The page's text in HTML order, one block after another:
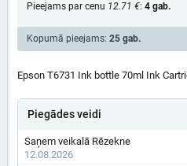
Pieejams par cenu 12.71 €: 4 gab.
Kopumā pieejams: 25 gab.
Epson T6731 Ink bottle 70ml Ink
Piegādes veidi
Saņem veikalā Rēzekne
12.08.2026